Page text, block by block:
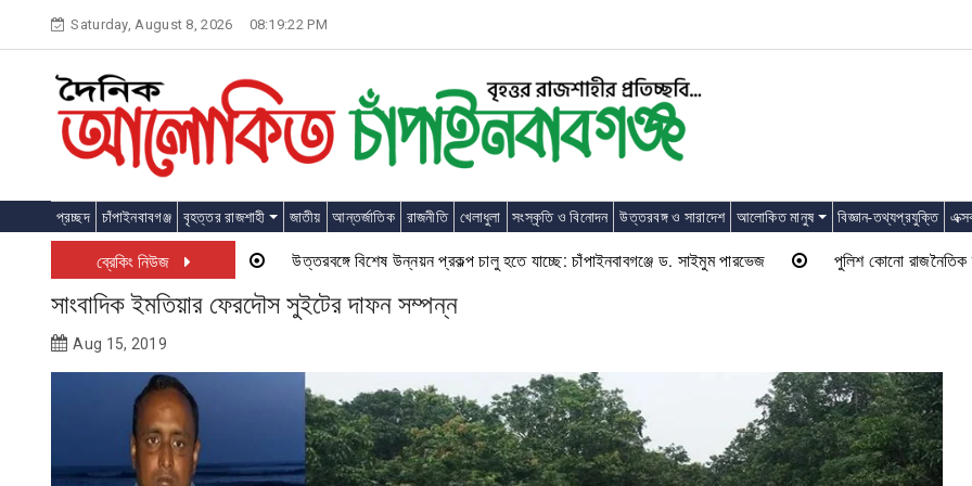
content
Saturday, August 8, 2026 08:19:23 PM
প্রচ্ছদ চাঁপাইনবাবগঞ্জ বৃহত্তর রাজশাহী জাতীয় আন্তর্জাতিক রাজনীতি খেলাধুলা সংস্কৃতি ও বিনোদন উত্তরবঙ্গ ও সারাদেশ আলোকিত মানুষ বিজ্ঞান-তথ্যপ্রযুক্তি
ব্রেকিং নিউজ উত্তরবঙ্গে বিশেষ উন্নয়ন প্রকল্প চালু হতে যাচ্ছে: চাঁপাইনবাবগঞ্জে ড. সাইমুম পারভেজ পুলিশ কোনো রাজনৈতিক দলের
সাংবাদিক ইমতিয়ার ফেরদৌস সুইটের দাফন সম্পন্ন
Aug 15, 2019